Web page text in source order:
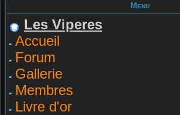
Menu
Les Viperes
Accueil
Forum
Gallerie
Membres
Livre d'or